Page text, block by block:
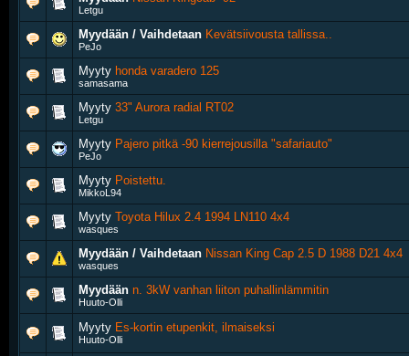
Letgu
Myydään / Vaihdetaan Kevätsiivousta tallissa..
PeJo
Myyty honda varadero 125
samasama
Myyty 33" Aurora radial RT02
Letgu
Myyty Pajero pitkä -90 kierrejousilla "safariauto"
PeJo
Myyty Poistettu.
MikkoL94
Myyty Toyota Hilux 2.4 1994 LN110 4x4
wasques
Myydään / Vaihdetaan Nissan King Cap 2.5 D 1988 D21 4x4
wasques
Myydään n. 3kW vanhan liiton puhallinlämmitin
Huuto-Olli
Myyty Es-kortin etupenkit, ilmaiseksi
Huuto-Olli